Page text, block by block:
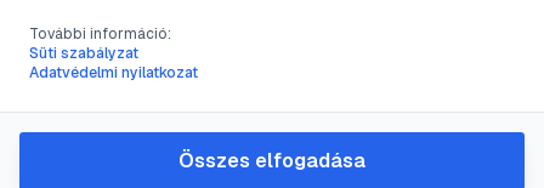
Hogyan éleszd újra a hervadó
orchideát: gyakorlati lépések
Gyakorlati útmutató orchideák újraélesztéséhez:
További információ:
Süti szabályzat
Adatvédelmi nyilatkozat
Összes elfogadása